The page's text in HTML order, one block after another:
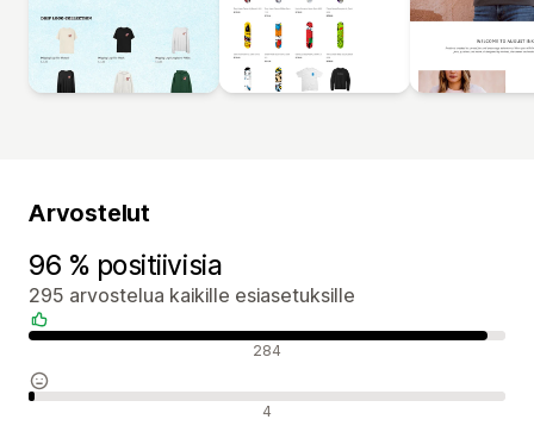
Arvostelut
96 % positiivisia
295 arvostelua kaikille esiasetuksille
Positiiviset arvostelut 284
Neutraalit arvostelut 4